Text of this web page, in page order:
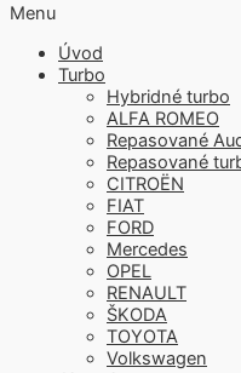
Menu
Úvod
Turbo
Hybridné turbo
ALFA ROMEO
Repasované
Repasované
CITROËN
FIAT
FORD
Mercedes
OPEL
RENAULT
ŠKODA
TOYOTA
Volkswagen